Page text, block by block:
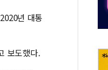
밑거름…수도권 집중 완화 전환점"
년 대통
보도했다.